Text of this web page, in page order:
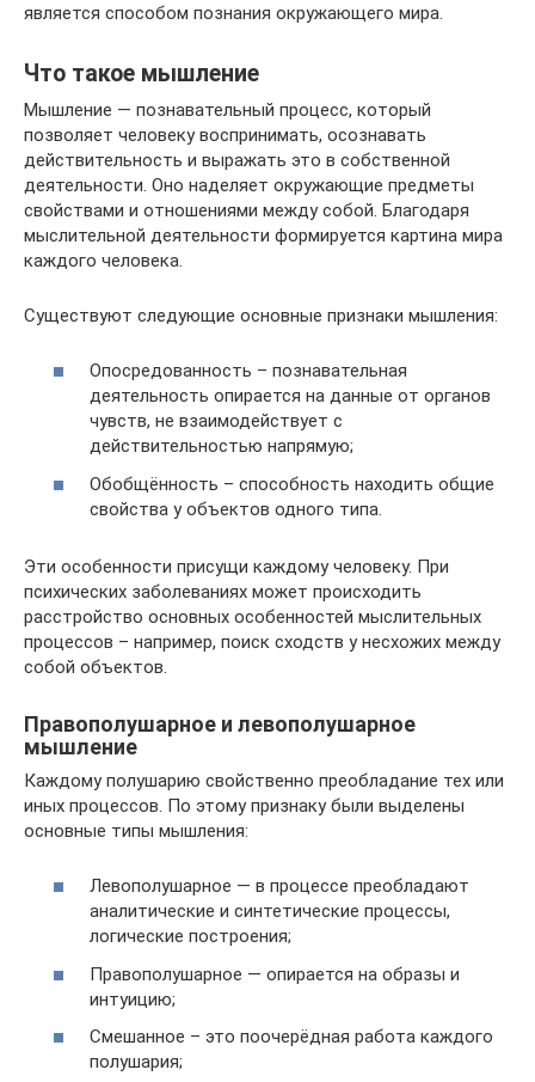
является способом познания окружающего мира.
Что такое мышление
Мышление — познавательный процесс, который
позволяет человеку воспринимать, осознавать
действительность и выражать это в собственной
деятельности. Оно наделяет окружающие предметы
свойствами и отношениями между собой. Благодаря
мыслительной деятельности формируется картина мира
каждого человека.
Существуют следующие основные признаки мышления:
Опосредованность – познавательная
деятельность опирается на данные от органов
чувств, не взаимодействует с
действительностью напрямую;
Обобщённость – способность находить общие
свойства у объектов одного типа.
Эти особенности присущи каждому человеку. При
психических заболеваниях может происходить
расстройство основных особенностей мыслительных
процессов – например, поиск сходств у несхожих между
собой объектов.
Правополушарное и левополушарное
мышление
Каждому полушарию свойственно преобладание тех или
иных процессов. По этому признаку были выделены
основные типы мышления:
Левополушарное — в процессе преобладают
аналитические и синтетические процессы,
логические построения;
Правополушарное — опирается на образы и
интуицию;
Смешанное – это поочерёдная работа каждого
полушария;